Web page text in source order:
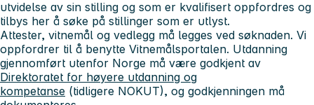
utvidelse av sin stilling og som er kvalifisert oppfordres og
tilbys her å søke på stillinger som er utlyst.
Attester, vitnemål og vedlegg må legges ved søknaden. Vi
oppfordrer til å benytte Vitnemålsportalen. Utdanning
gjennomført utenfor Norge må være godkjent av
Direktoratet for høyere utdanning og
kompetanse (tidligere NOKUT), og godkjenningen må